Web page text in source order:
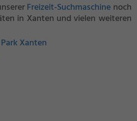
Freizeit-Suchmaschine noch
in Xanten und vielen weiteren
Xanten